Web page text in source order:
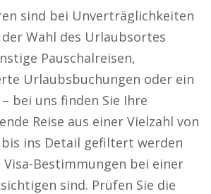
sind bei Unverträglichkeiten
Wahl des Urlaubsortes
Pauschalreisen,
Urlaubsbuchungen oder ein
bei uns finden Sie Ihre
Reise aus einer Vielzahl von
ins Detail gefiltert werden
Visa-Bestimmungen bei einer
sind. Prüfen Sie die